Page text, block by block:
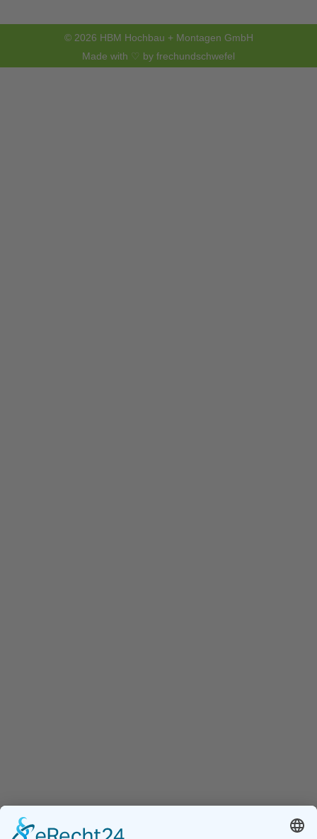
© 2026 HBM Hochbau + Montagen GmbH
Made with ♡ by frechundschwefel